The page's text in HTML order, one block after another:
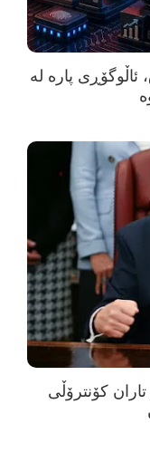
پارە لە
کۆنترۆڵی